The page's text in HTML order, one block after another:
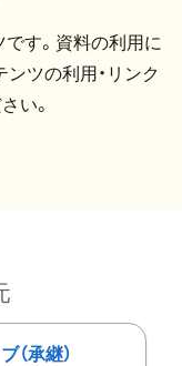
す。資料の利用に
ンツの利用・リンク
い。
（承継）